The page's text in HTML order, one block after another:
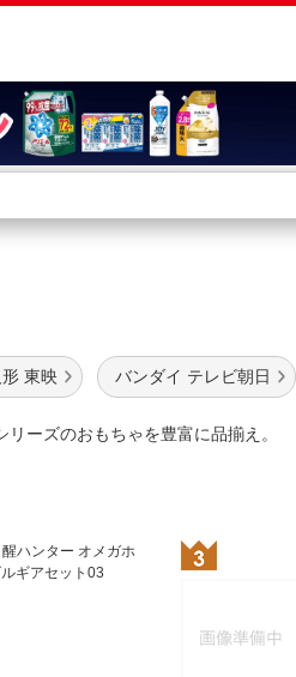
店舗情報・店舗一覧
IR情報
東映 バンダイ テレビ朝日
ーズのおもちゃを豊富に品揃え。
ハンター オメガホ
ギアセット03